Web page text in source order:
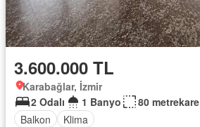
3.600.000 TL
Karabağlar, İzmir
2 Odalı
1 Banyo
80 metrekare
Balkon
Klima